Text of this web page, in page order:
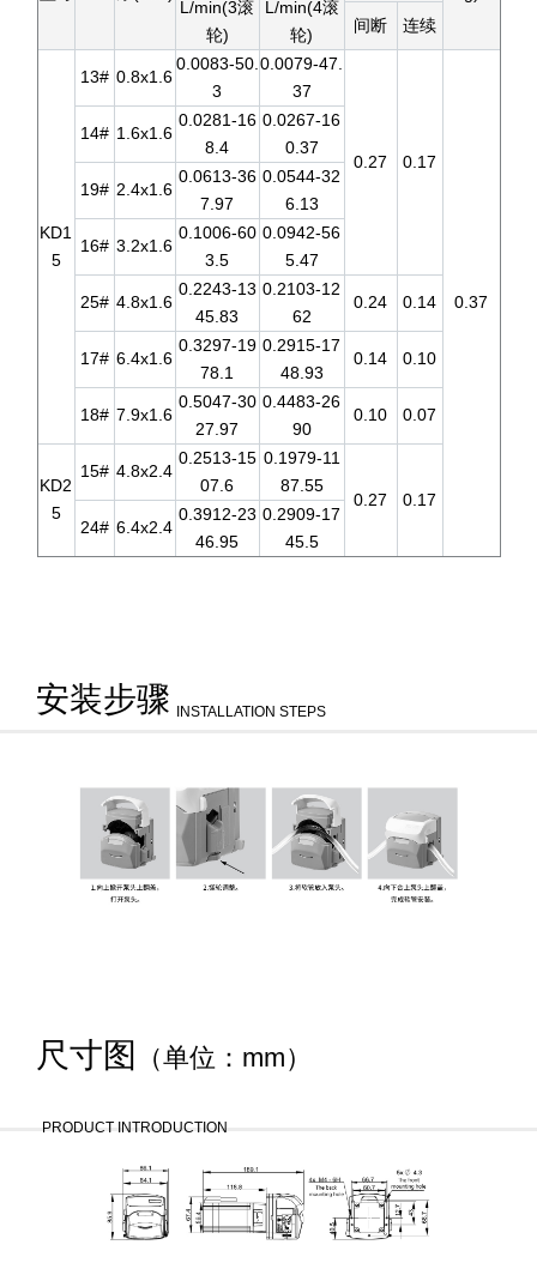
L/min(3滚
轮)
L/min(4滚
轮)
间断
连续
KD1
5
13# 0.8x1.6
0.0083-50.
3
0.0079-47.
37
0.27 0.17
0.37
14# 1.6x1.6
0.0281-16
8.4
0.0267-16
0.37
19# 2.4x1.6
0.0613-36
7.97
0.0544-32
6.13
16# 3.2x1.6
0.1006-60
3.5
0.0942-56
5.47
25# 4.8x1.6
0.2243-13
45.83
0.2103-12
62
0.24 0.14
17# 6.4x1.6
0.3297-19
78.1
0.2915-17
48.93
0.14 0.10
18# 7.9x1.6
0.5047-30
27.97
0.4483-26
90
0.10 0.07
KD2
5
15# 4.8x2.4
0.2513-15
07.6
0.1979-11
87.55
0.27
0.17
24# 6.4x2.4
0.3912-23
46.95
0.2909-17
45.5
安装步骤 INSTALLATION STEPS
尺寸图 （单位：mm）
PRODUCT INTRODUCTION